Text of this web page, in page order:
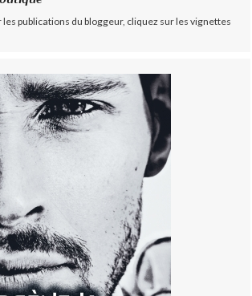
les publications du bloggeur, cliquez sur les vignettes